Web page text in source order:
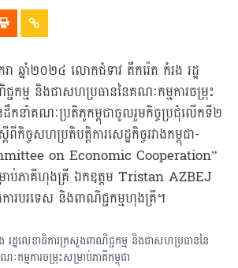
រា ឆ្នាំ២០២៤ លោកជំទាវ តឹករ៉េត កំរង រដ្ឋ
កម្ម និងជាសហប្រធាននៃគណៈកម្មការចម្រុះ
ដឹកនាំគណៈប្រតិភូកម្ពុជាចូលរួមកិច្ចប្រជុំលើកទី២
កិច្ចសហប្រតិបត្តិការសេដ្ឋកិច្ចរវាងកម្ពុជា-
on Economic Cooperation”
ប់ភាគីហុងគ្រី ឯកឧត្តម Tristan AZBEJ
ការបរទេស និងពាណិជ្ជកម្មហុងគ្រី។
រដ្ឋលេខាធិការក្រសួងពាណិជ្ជកម្ម និងជាសហប្រធាននៃ
ៈកម្មការចម្រុះសម្រាប់ភាគីកម្ពុជា